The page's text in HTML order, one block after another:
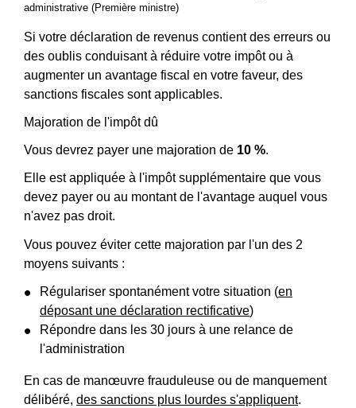
administrative (Première ministre)
Si votre déclaration de revenus contient des erreurs ou
des oublis conduisant à réduire votre impôt ou à
augmenter un avantage fiscal en votre faveur, des
sanctions fiscales sont applicables.
Majoration de l'impôt dû
Vous devrez payer une majoration de 10 %.
Elle est appliquée à l'impôt supplémentaire que vous
devez payer ou au montant de l'avantage auquel vous
n'avez pas droit.
Vous pouvez éviter cette majoration par l'un des 2
moyens suivants :
Régulariser spontanément votre situation (en
déposant une déclaration rectificative)
Répondre dans les 30 jours à une relance de
l'administration
En cas de manœuvre frauduleuse ou de manquement
délibéré, des sanctions plus lourdes s'appliquent.